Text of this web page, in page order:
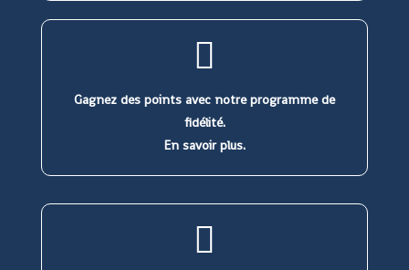
Gagnez des points avec notre programme de
fidélité.
En savoir plus.